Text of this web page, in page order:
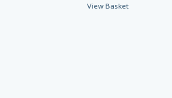
View Basket